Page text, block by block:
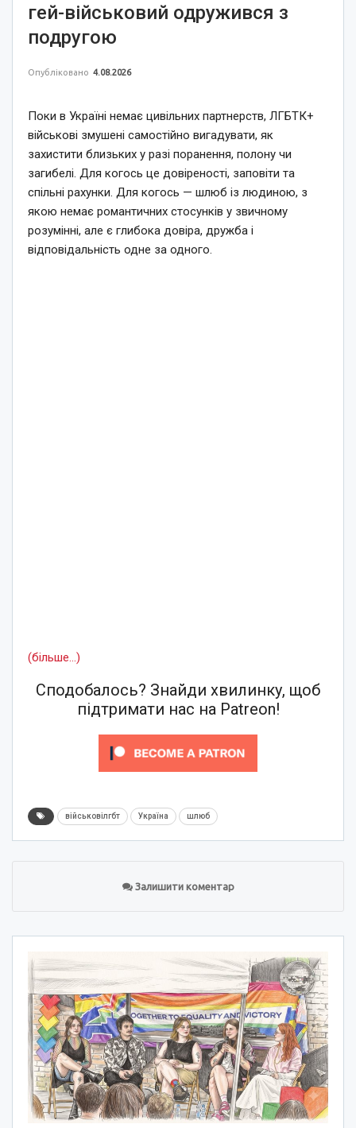
гей-військовий одружився з
подругою
Опубліковано 4.08.2026
Поки в Україні немає цивільних партнерств, ЛГБТК+
військові змушені самостійно вигадувати, як
захистити близьких у разі поранення, полону чи
загибелі. Для когось це довіреності, заповіти та
спільні рахунки. Для когось — шлюб із людиною, з
якою немає романтичних стосунків у звичному
розумінні, але є глибока довіра, дружба і
відповідальність одне за одного.
(більше…)
Сподобалось? Знайди хвилинку, щоб
підтримати нас на Patreon!
військовілгбт Україна шлюб
Залишити коментар